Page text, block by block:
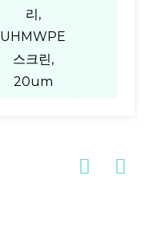
리,
UHMWPE
스크린,
20um